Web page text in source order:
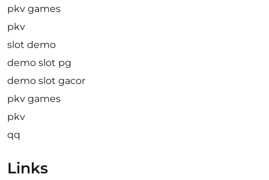
pkv games
pkv
slot demo
demo slot pg
demo slot gacor
pkv games
pkv
qq
Links